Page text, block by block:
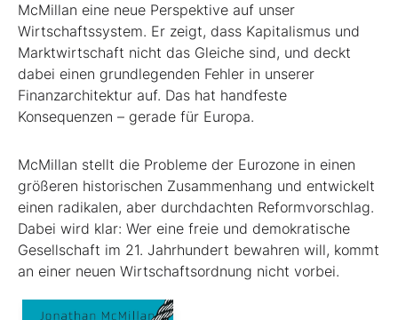
McMillan eine neue Perspektive auf unser
Wirtschaftssystem. Er zeigt, dass Kapitalismus und
Marktwirtschaft nicht das Gleiche sind, und deckt
dabei einen grundlegenden Fehler in unserer
Finanzarchitektur auf. Das hat handfeste
Konsequenzen – gerade für Europa.
McMillan stellt die Probleme der Eurozone in einen
größeren historischen Zusammenhang und entwickelt
einen radikalen, aber durchdachten Reformvorschlag.
Dabei wird klar: Wer eine freie und demokratische
Gesellschaft im 21. Jahrhundert bewahren will, kommt
an einer neuen Wirtschaftsordnung nicht vorbei.